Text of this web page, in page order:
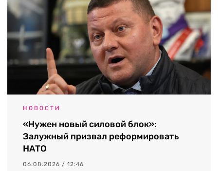
НОВОСТИ
«Нужен новый силовой блок»:
Залужный призвал реформировать
НАТО
06.08.2026 / 12:46